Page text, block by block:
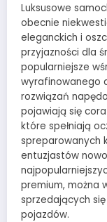
Luksusowe
obecnie
eleganckich i
przyjazności dla
popularniejsze
wyrafinowanego
rozwiązań
pojawiają się
które spełniają
spreparowanych
entuzjastów
premium, można
sprzedających
pojazdów.